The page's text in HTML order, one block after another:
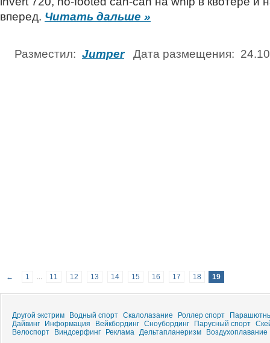
вперед. Читать дальше »
Разместил: JumperДата размещения:
← 1 ... 11 12 13 14 15 16 17 18 19
Другой экстрим Водный спорт Скалолазание Роллер спорт
Дайвинг
Информация Вейкбординг Сноубординг Парусный спорт
Велоспорт
Виндсерфинг Реклама Дельтапланеризм Воздухоплавание